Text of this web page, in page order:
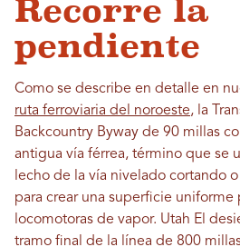
Recorre la
pendiente
Como se describe en detalle en
ruta ferroviaria del noroeste, la
Backcountry Byway de 90 millas
antigua vía férrea, término que se
lecho de la vía nivelado cortando
para crear una superficie uniforme
locomotoras de vapor. Utah El
tramo final de la línea de 800